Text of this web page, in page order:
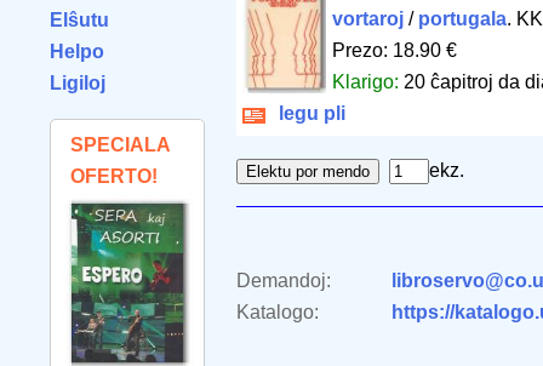
Elŝutu
Helpo
Ligiloj
SPECIALA
OFERTO!
vortaroj / portugala.
Prezo: 18.90 €
Klarigo: 20 ĉapitroj da
legu pli
ekz.
Demandoj:
Katalogo:
https://